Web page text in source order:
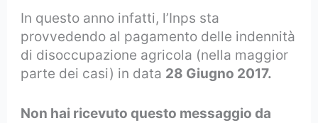
In questo anno infatti, l’Inps sta
provvedendo al pagamento delle indennità
di disoccupazione agricola (nella maggior
parte dei casi) in data 28 Giugno 2017.
Non hai ricevuto questo messaggio da